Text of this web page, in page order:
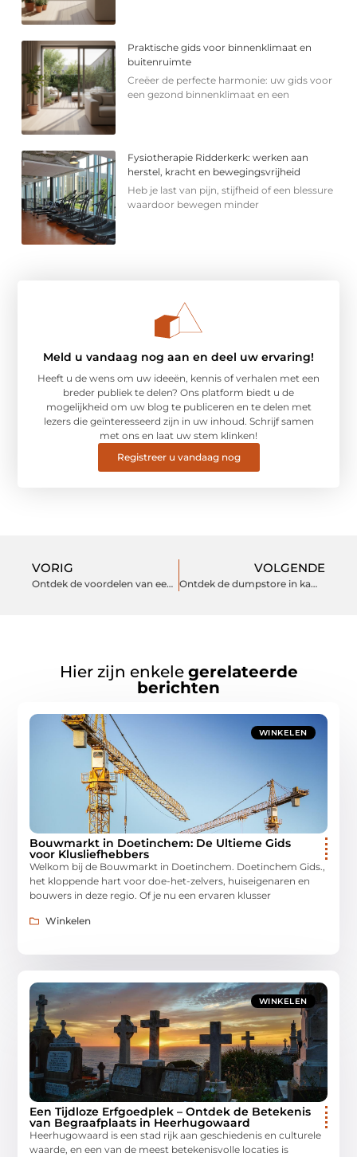
Praktische gids voor binnenklimaat en
buitenruimte
Creëer de perfecte harmonie: uw gids voor
een gezond binnenklimaat en een
Fysiotherapie Ridderkerk: werken aan
herstel, kracht en bewegingsvrijheid
Heb je last van pijn, stijfheid of een blessure
waardoor bewegen minder
Meld u vandaag nog aan en deel uw ervaring!
Heeft u de wens om uw ideeën, kennis of verhalen met een
breder publiek te delen? Ons platform biedt u de
mogelijkheid om uw blog te publiceren en te delen met
lezers die geïnteresseerd zijn in uw inhoud. Schrijf samen
met ons en laat uw stem klinken!
Registreer u vandaag nog
VORIG
Ontdek de voordelen van een diëtist in kerkrade
VOLGENDE
Ontdek de dumpstore in kampen en draag bij aan een duurzame toekomst
Hier zijn enkele gerelateerde
berichten
WINKELEN
Bouwmarkt in Doetinchem: De Ultieme Gids
voor Klusliefhebbers
Welkom bij de Bouwmarkt in Doetinchem. Doetinchem Gids.,
het kloppende hart voor doe-het-zelvers, huiseigenaren en
bouwers in deze regio. Of je nu een ervaren klusser
Winkelen
WINKELEN
Een Tijdloze Erfgoedplek – Ontdek de Betekenis
van Begraafplaats in Heerhugowaard
Heerhugowaard is een stad rijk aan geschiedenis en culturele
waarde, en een van de meest betekenisvolle locaties is